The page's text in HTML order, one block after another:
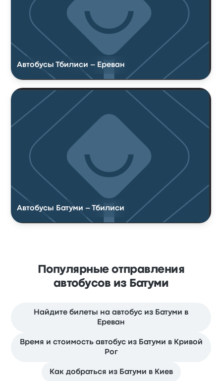
Автобусы Тбилиси – Ереван
Автобусы Батуми – Тбилиси
Популярные отправления
автобусов из Батуми
Найдите билеты на автобус из Батуми в
Ереван
Время и стоимость автобус из Батуми в Кривой
Рог
Как добраться из Батуми в Киев